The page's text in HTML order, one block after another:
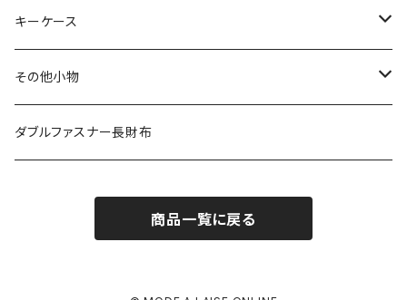
その他の革
エレファント
その他の革
リザード
エレファント
その他の革
シャーク
リザード
エレファント
オーストリッチ
シャーク
リザード
ダイヤモンドパイソン
オーストリッチ
シャーク
クロコダイル
ダイヤモンドパイソン
オーストリッチ
キーケース
クロコダイル
ダイヤモンドパイソン
その他小物
クロコダイル
オーストリッチ
ダブルファスナー長財布
商品一覧に戻る